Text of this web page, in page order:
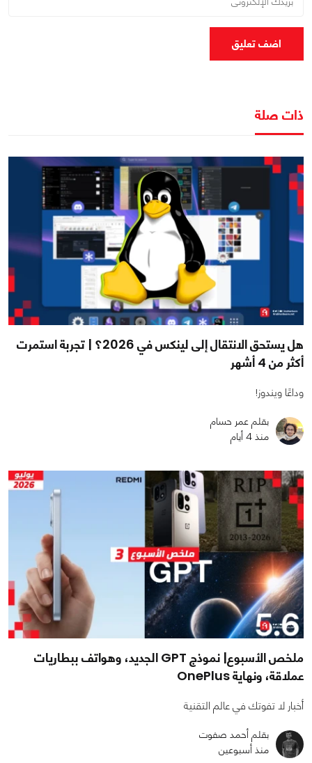
اضف تعليق
ذات صلة
هل يستحق الانتقال إلى لينكس في 2026؟ | تجربة استمرت
أكثر من 4 أشهر
وداعًا ويندوز!
بقلم عمر حسام
منذ 4 أيام
ملخص الأسبوع| نموذج GPT الجديد، وهواتف ببطاريات
عملاقة، ونهاية OnePlus
أخبار لا تفوتك في عالم التقنية
بقلم أحمد صفوت
منذ أسبوعين